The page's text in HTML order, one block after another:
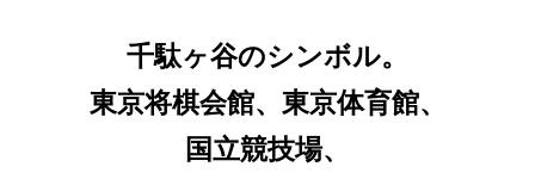
千駄ヶ谷のシンボル。
東京将棋会館、東京体育館、
国立競技場、